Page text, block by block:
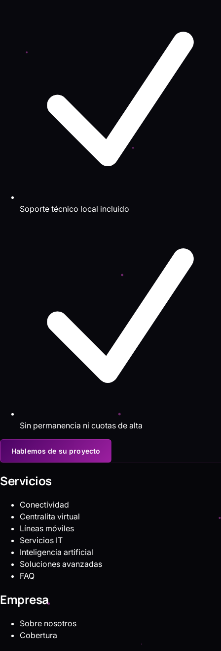
Soporte técnico local incluido
Sin permanencia ni cuotas de alta
Hablemos de su proyecto
Servicios
Conectividad
Centralita virtual
Líneas móviles
Servicios IT
Inteligencia artificial
Soluciones avanzadas
FAQ
Empresa
Sobre nosotros
Cobertura